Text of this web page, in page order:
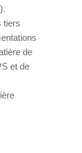
tiers
de
et de